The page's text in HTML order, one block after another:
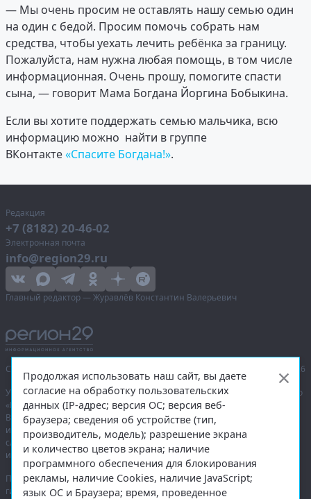
— Мы очень просим не оставлять нашу семью один
на один с бедой. Просим помочь собрать нам
средства, чтобы уехать лечить ребёнка за границу.
Пожалуйста, нам нужна любая помощь, в том числе
информационная. Очень прошу, помогите спасти
сына, — говорит Мама Богдана Йоргина Бобыкина.
Если вы хотите поддержать семью мальчика, всю
информацию можно найти в группе
ВКонтакте«Спасите Богдана!».
Редакция
+7 (8182) 20-46-02
Электронная почта
info@region29.ru
Главный редактор — Журавлёв Константин Валерьевич
Сетевое издание «Информационное агентство Регион 29»,
© 2016–2026
Учредитель — общество с ограниченной ответственностью «Агентство
«Правда Севера».
Выписка из реестра зарегистрированных средств массовой
информации: ЭЛ № ФС 77-74226 от 09.11.2018 выдано Федеральной
службой по надзору в сфере связи, информационных технологий
и массовых коммуникаций (Роскомнадзор).
При полном или частичном использовании любых материалов
гиперссылка на region29.ruобязательна. Копирование материалов без
Продолжая использовать наш сайт, вы даете
согласие на обработку пользовательских
данных (IP-адрес; версия ОС; версия веб-
браузера; сведения об устройстве (тип,
производитель, модель); разрешение экрана
и количество цветов экрана; наличие
программного обеспечения для блокирования
рекламы, наличие Cookies, наличие JavaScript;
язык ОС и Браузера; время, проведенное